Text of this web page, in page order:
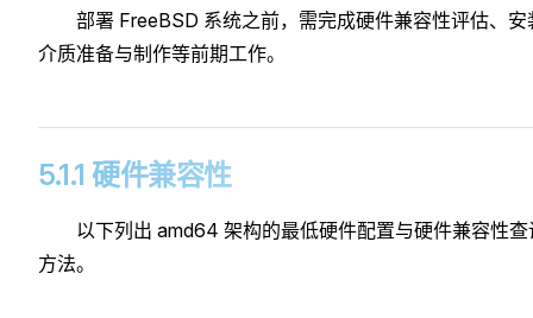
部署 FreeBSD 系统之前，需完成硬件兼容性评估、安
介质准备与制作等前期工作。
5.1.1 硬件兼容性
以下列出 amd64 架构的最低硬件配置与硬件兼容性查
方法。